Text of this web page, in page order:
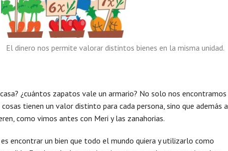
El dinero nos permite valorar distintos bienes en la misma unidad.
¿cuántos zapatos vale un armario? No solo nos encontramos
tienen un valor distinto para cada persona, sino que además a
como vimos antes con Meri y las zanahorias.
encontrar un bien que todo el mundo quiera y utilizarlo como